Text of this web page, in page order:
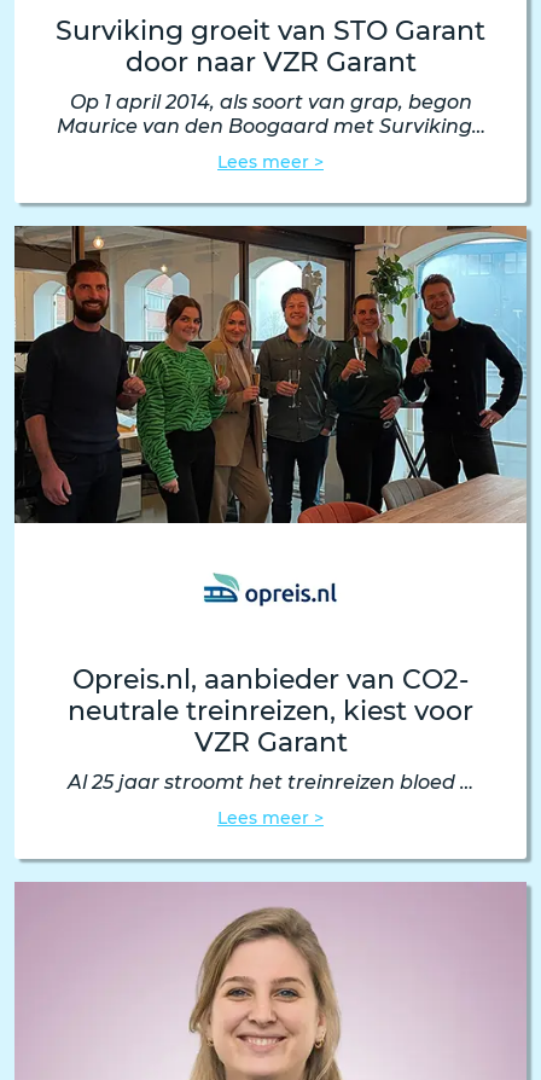
Surviking groeit van STO Garant
door naar VZR Garant
Op 1 april 2014, als soort van grap, begon
Maurice van den Boogaard met Surviking…
Lees meer >
Opreis.nl, aanbieder van CO2-
neutrale treinreizen, kiest voor
VZR Garant
Al 25 jaar stroomt het treinreizen bloed …
Lees meer >